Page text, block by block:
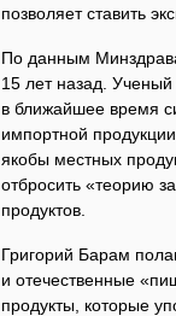
позволяет ставить
По данным
15 лет назад. Ученый
в ближайшее время
импортной
якобы местных
отбросить «теорию
продуктов.
Григорий Барам
и отечественные
продукты, которые